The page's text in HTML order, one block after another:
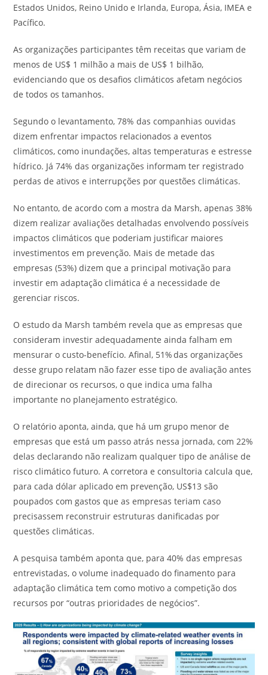
Estados Unidos, Reino Unido e Irlanda, Europa, Ásia, IMEA e
Pacífico.
As organizações participantes têm receitas que variam de
menos de US$ 1 milhão a mais de US$ 1 bilhão,
evidenciando que os desafios climáticos afetam negócios
de todos os tamanhos.
Segundo o levantamento, 78% das companhias ouvidas
dizem enfrentar impactos relacionados a eventos
climáticos, como inundações, altas temperaturas e estresse
hídrico. Já 74% das organizações informam ter registrado
perdas de ativos e interrupções por questões climáticas.
No entanto, de acordo com a mostra da Marsh, apenas 38%
dizem realizar avaliações detalhadas envolvendo possíveis
impactos climáticos que poderiam justificar maiores
investimentos em prevenção. Mais de metade das
empresas (53%) dizem que a principal motivação para
investir em adaptação climática é a necessidade de
gerenciar riscos.
O estudo da Marsh também revela que as empresas que
consideram investir adequadamente ainda falham em
mensurar o custo-benefício. Afinal, 51% das organizações
desse grupo relatam não fazer esse tipo de avaliação antes
de direcionar os recursos, o que indica uma falha
importante no planejamento estratégico.
O relatório aponta, ainda, que há um grupo menor de
empresas que está um passo atrás nessa jornada, com 22%
delas declarando não realizam qualquer tipo de análise de
risco climático futuro. A corretora e consultoria calcula que,
para cada dólar aplicado em prevenção, US$13 são
poupados com gastos que as empresas teriam caso
precisassem reconstruir estruturas danificadas por
questões climáticas.
A pesquisa também aponta que, para 40% das empresas
entrevistadas, o volume inadequado do finamento para
adaptação climática tem como motivo a competição dos
recursos por “outras prioridades de negócios”.